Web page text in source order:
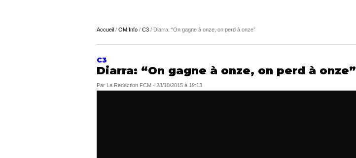
Accueil / OM Info / C3 / Diarra: “On gagne à onze, on perd à onze”
C3
Diarra: “On gagne à onze, on perd à onze”
Par La Redaction FCM - 23/10/2015 à 19:13